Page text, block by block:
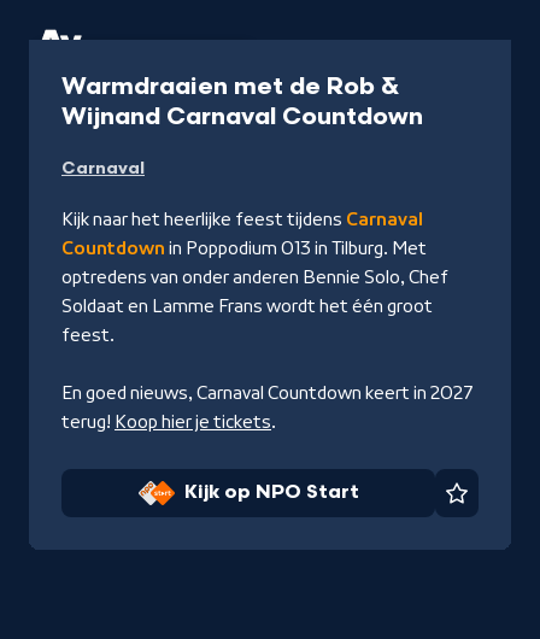
Warmdraaien met de Rob &
Wijnand Carnaval Countdown
Carnaval
Kijk naar het heerlijke feest tijdens Carnaval
Countdown in Poppodium 013 in Tilburg. Met
optredens van onder anderen Bennie Solo, Chef
Soldaat en Lamme Frans wordt het één groot
feest.
En goed nieuws, Carnaval Countdown keert in 2027
terug! Koop hier je tickets.
Kijk op NPO Start